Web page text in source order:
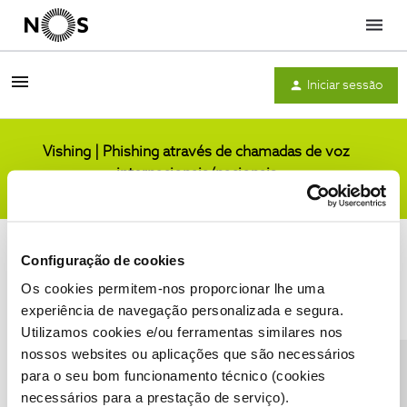
Configuração de cookies
Os cookies permitem-nos proporcionar lhe uma
experiência de navegação personalizada e segura.
Utilizamos cookies e/ou ferramentas similares nos
nossos websites ou aplicações que são necessários
para o seu bom funcionamento técnico (cookies
necessários para a prestação de serviço).
Menu
Iniciar sessão
Vishing | Phishing através de chamadas de voz
internacionais/nacionais
Condições do Fórum NOS Accessibility statement